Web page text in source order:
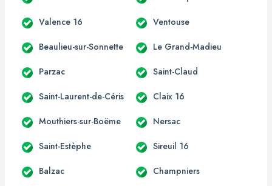
Valence 16 Ventouse
Beaulieu-sur-Sonnette Le Grand-Madieu
Parzac Saint-Claud
Saint-Laurent-de-Céris Claix 16
Mouthiers-sur-Boëme Nersac
Saint-Estèphe Sireuil 16
Balzac Champniers